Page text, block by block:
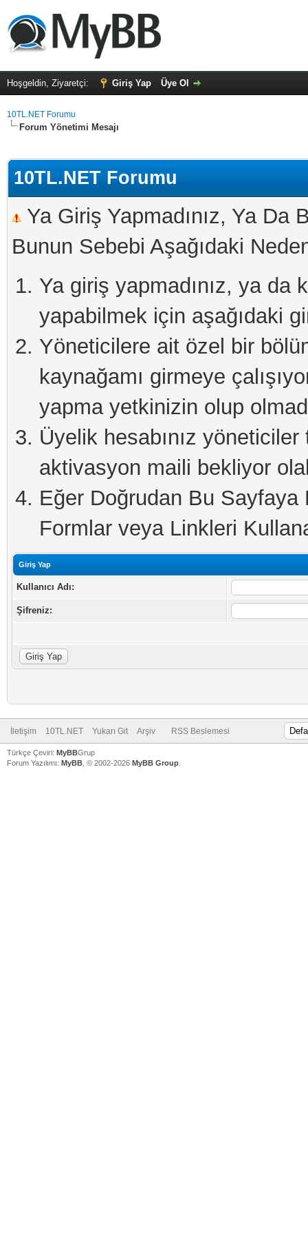
Hoşgeldin, Ziyaretçi: Giriş Yap Üye Ol
10TL.NET Forumu
Forum Yönetimi Mesajı
10TL.NET Forumu
Ya Giriş Yapmadınız, Ya
Bunun Sebebi Aşağıdaki
Ya giriş yapmadınız, ya da
yapabilmek için aşağıdaki
Yöneticilere ait özel bir
kaynağamı girmeye
yapma yetkinizin olup
Üyelik hesabınız
aktivasyon maili bekliyor
Eğer Doğrudan Bu
Formlar veya Linkleri
Giriş Yap
Kullanıcı Adı:
Şifreniz:
İletişim 10TL.NET Yukarı Git Arşiv RSS Beslemesi
Türkçe Çeviri: MyBBGrup
Forum Yazılımı: MyBB , © 2002-2026 MyBB Group